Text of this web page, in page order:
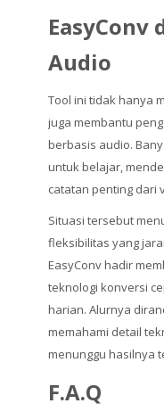
EasyConv
Audio
Tool ini tidak hanya
juga membantu
berbasis audio.
untuk belajar,
catatan penting dari
Situasi tersebut
fleksibilitas yang
EasyConv hadir
teknologi konversi
harian. Alurnya
memahami detail
menunggu hasilnya
F.A.Q